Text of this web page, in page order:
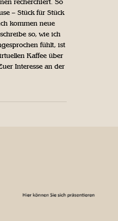
recherchiert. So
– Stück für Stück
kommen neue
so, wie ich
fühlt, ist
Kaffee über
Interesse an der